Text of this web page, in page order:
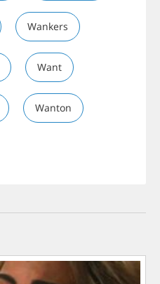
Wankers
Want
Wanton